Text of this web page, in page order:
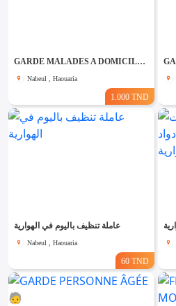
GARDE MALADES A DOMICILE A NABEUL
Nabeul , Haouaria
1.000 TND
عاملة تنظيف باليوم في الهوارية
Nabeul , Haouaria
60 TND